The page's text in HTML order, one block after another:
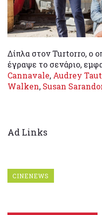
Δίπλα στον Turtorro, ο
έγραψε το σενάριο,
Cannavale, Audrey
Walken, Susan
Ad Links
CINENEWS